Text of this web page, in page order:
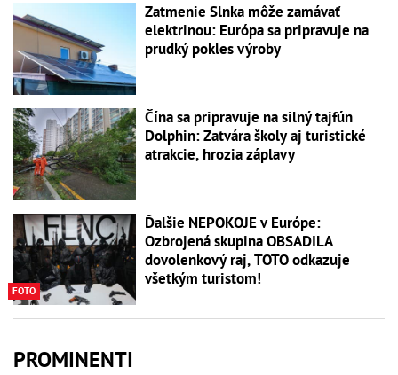
Zatmenie Slnka môže zamávať
elektrinou: Európa sa pripravuje na
prudký pokles výroby
Čína sa pripravuje na silný tajfún
Dolphin: Zatvára školy aj turistické
atrakcie, hrozia záplavy
FOTO
Ďalšie NEPOKOJE v Európe:
Ozbrojená skupina OBSADILA
dovolenkový raj, TOTO odkazuje
všetkým turistom!
PROMINENTI